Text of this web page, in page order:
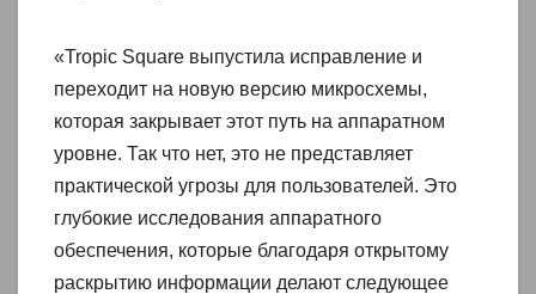
«Tropic Square выпустила исправление и
переходит на новую версию микросхемы,
которая закрывает этот путь на аппаратном
уровне. Так что нет, это не представляет
практической угрозы для пользователей. Это
глубокие исследования аппаратного
обеспечения, которые благодаря открытому
раскрытию информации делают следующее